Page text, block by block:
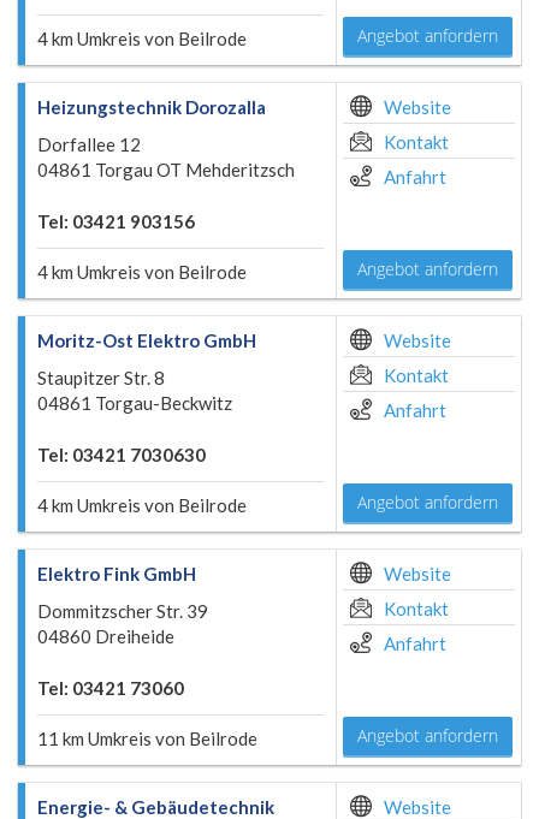
4 km Umkreis von Beilrode Angebot anfordern
Heizungstechnik Dorozalla
Dorfallee 12
04861 Torgau OT Mehderitzsch
Tel: 03421 903156
4 km Umkreis von Beilrode
Website
Kontakt
Anfahrt
Angebot anfordern
Moritz-Ost Elektro GmbH
Staupitzer Str. 8
04861 Torgau-Beckwitz
Tel: 03421 7030630
4 km Umkreis von Beilrode
Website
Kontakt
Anfahrt
Angebot anfordern
Elektro Fink GmbH
Dommitzscher Str. 39
04860 Dreiheide
Tel: 03421 73060
11 km Umkreis von Beilrode
Website
Kontakt
Anfahrt
Angebot anfordern
Energie- & Gebäudetechnik
Website